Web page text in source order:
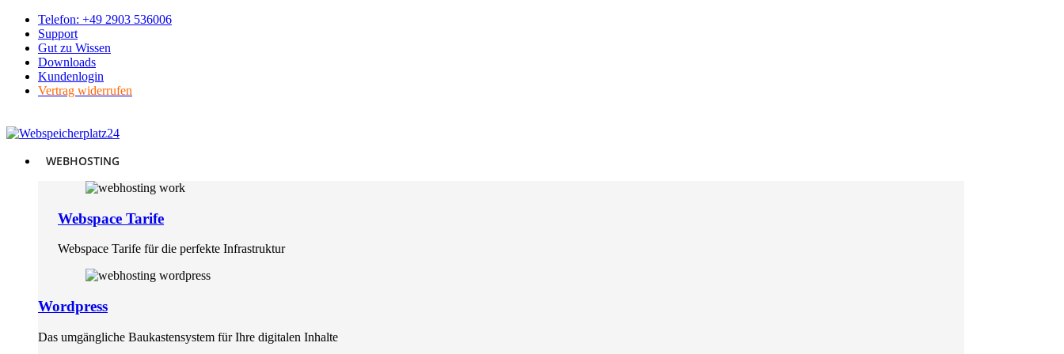
Skip
content
Telefon: +49 2903 536006
Support
Gut zu Wissen
Downloads
Kundenlogin
Vertrag widerrufen
WEBHOSTING
Webspace Tarife
Webspace Tarife für die perfekte Infrastruktur
Wordpress
Das umgängliche Baukastensystem für Ihre digitalen Inhalte